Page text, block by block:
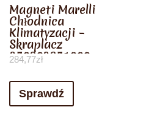
Magneti Marelli
Chłodnica
Klimatyzacji –
Skraplacz
350203851000
284,77zł
Sprawdź